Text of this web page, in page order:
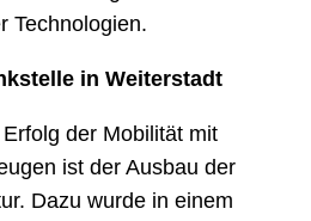
Technologien.
in Weiterstadt
der Mobilität mit
ist der Ausbau der
Dazu wurde in einem